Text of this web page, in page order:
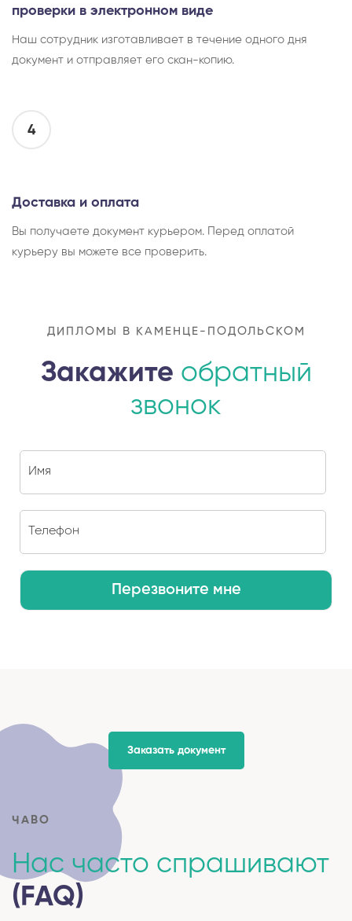
проверки в электронном виде
Наш сотрудник изготавливает в течение одного дня
документ и отправляет его скан-копию.
4
Доставка и оплата
Вы получаете документ курьером. Перед оплатой
курьеру вы можете все проверить.
ДИПЛОМЫ В КАМЕНЦЕ-ПОДОЛЬСКОМ
Закажите обратный
звонок
Перезвоните мне
Заказать документ
ЧАВО
Нас часто спрашивают
(FAQ)